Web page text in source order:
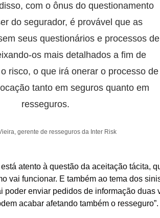
com o ônus do questionamento
do segurador, é provável que as
seus questionários e processos de
os mais detalhados a fim de
risco, o que irá onerar o processo de
tanto em seguros quanto em
resseguros.
gerente de resseguros da Inter Risk
atento à questão da aceitação tácita,
vai funcionar. E também ao tema dos
poder enviar pedidos de informação duas
acabar afetando também o resseguro”.